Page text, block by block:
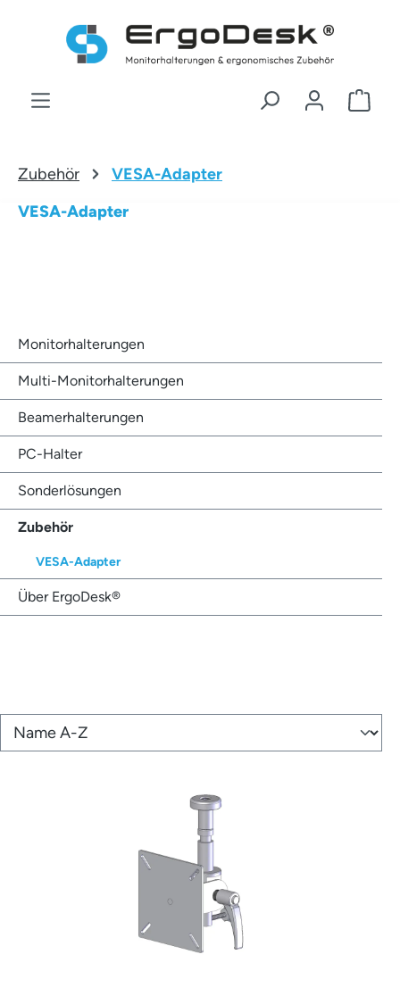
Zum Hauptinhalt springen
Zubehör
VESA-Adapter
VESA-Adapter
Monitorhalterungen
Multi-Monitorhalterungen
Beamerhalterungen
PC-Halter
Sonderlösungen
Zubehör
VESA-Adapter
Über ErgoDesk®